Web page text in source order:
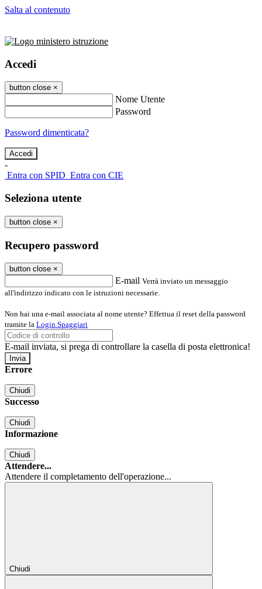
Salta al contenuto
Accedi
button close ×
Nome Utente
Password
Password dimenticata?
-
Entra con SPID Entra con CIE
Seleziona utente
button close ×
Recupero password
button close ×
E-mail Verrà inviato un messaggio
all'indirizzo indicato con le istruzioni necessarie.
Non hai una e-mail associata al nome utente? Effettua il reset della password
tramite la Login Spaggiari
E-mail inviata, si prega di controllare la casella di posta elettronica!
Errore
Chiudi
Successo
Chiudi
Informazione
Chiudi
Attendere...
Attendere il completamento dell'operazione...
Chiudi